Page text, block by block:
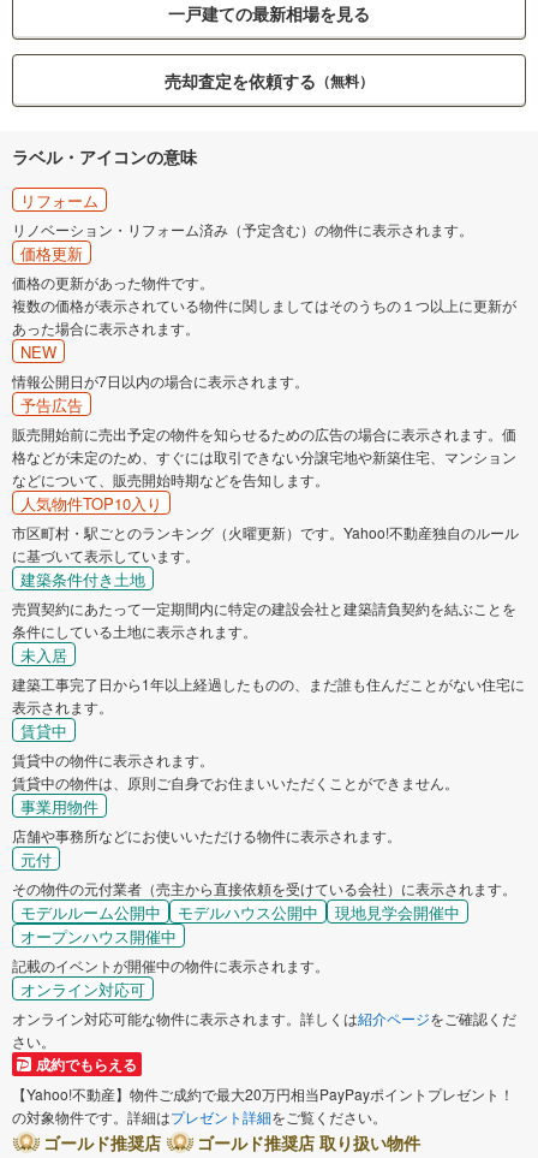
一戸建ての最新相場を見る
売却査定を依頼する （無料）
ラベル・アイコンの意味
リフォーム
リノベーション・リフォーム済み（予定含む）の物件に表示されます。
価格更新
価格の更新があった物件です。
複数の価格が表示されている物件に関しましてはそのうちの１つ以上に更新が
あった場合に表示されます。
NEW
情報公開日が7日以内の場合に表示されます。
予告広告
販売開始前に売出予定の物件を知らせるための広告の場合に表示されます。価
格などが未定のため、すぐには取引できない分譲宅地や新築住宅、マンション
などについて、販売開始時期などを告知します。
人気物件TOP10入り
市区町村・駅ごとのランキング（火曜更新）です。Yahoo!不動産独自のルール
に基づいて表示しています。
建築条件付き土地
売買契約にあたって一定期間内に特定の建設会社と建築請負契約を結ぶことを
条件にしている土地に表示されます。
未入居
建築工事完了日から1年以上経過したものの、まだ誰も住んだことがない住宅に
表示されます。
賃貸中
賃貸中の物件に表示されます。
賃貸中の物件は、原則ご自身でお住まいいただくことができません。
事業用物件
店舗や事務所などにお使いいただける物件に表示されます。
元付
その物件の元付業者（売主から直接依頼を受けている会社）に表示されます。
モデルルーム公開中 モデルハウス公開中
現地見学会開催中
オープンハウス開催中
記載のイベントが開催中の物件に表示されます。
オンライン対応可
オンライン対応可能な物件に表示されます。詳しくは紹介ページをご確認くだ
さい。
成約でもらえる
【Yahoo!不動産】物件ご成約で最大20万円相当PayPayポイントプレゼント！
の対象物件です。詳細はプレゼント詳細をご覧ください。
ゴールド推奨店
ゴールド推奨店 取り扱い物件